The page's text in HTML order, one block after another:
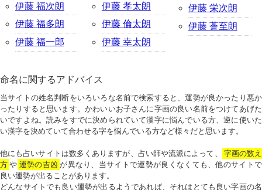
伊藤 福次朗
伊藤 福多朗
伊藤 福一郎
伊藤 孝太朗
伊藤 倫太朗
伊藤 幸太朗
伊藤 栄次朗
伊藤 蒼至朗
命名に関するアドバイス
当サイトの姓名判断をいろいろな名前で検索すると、運勢が良かったり悪か
ったりすると思います。かわいいお子さんに字画の良い名前をつけてあげた
いですよね。読みをすでに決められていて漢字に悩んでいる方、逆に使いた
い漢字を決めていて合わせる字を悩んでいる方など様々だと思います。
他にも占いサイトは数多くありますが、占い師や流派によって、
字画の数え
方 や 運勢の吉凶 が異なり、当サイトで運勢が良くなくても、他のサイトで
良い運勢が出ることがあります。
どんなサイトでも良い運勢が出るようであれば、それはとても良い字画の名